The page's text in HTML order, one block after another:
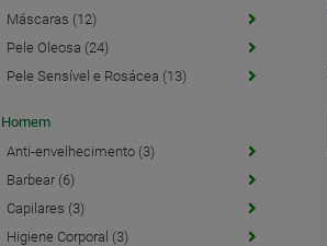
Máscaras (12)
Pele Oleosa (24)
Pele Sensível e Rosácea (13)
Homem
Anti-envelhecimento (3)
Barbear (6)
Capilares (3)
Higiene Corporal (3)